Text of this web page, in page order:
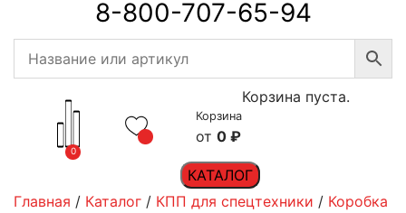
8-800-707-65-94
0
Корзина
0 ₽
Корзина пуста.
КАТАЛОГ
Главная / Каталог / КПП для спецтехники / Коробка